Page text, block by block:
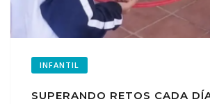
INFANTIL
SUPERANDO RETOS CADA